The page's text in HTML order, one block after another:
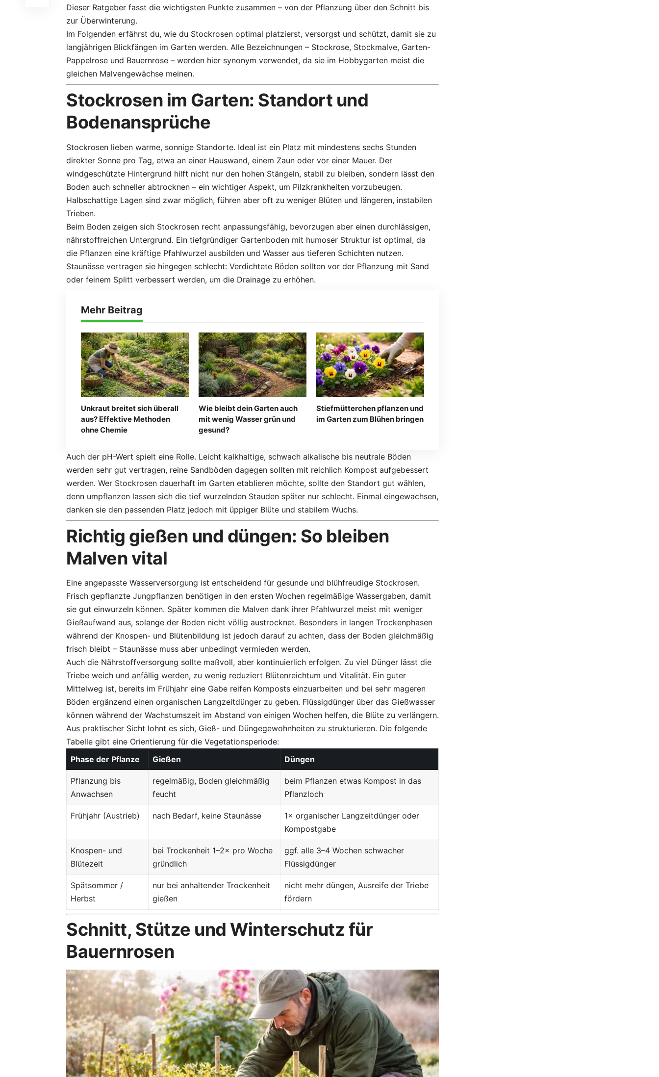
Dieser Ratgeber fasst die wichtigsten Punkte zusammen – von der Pflanzung über den Schnitt bis
zur Überwinterung.
Im Folgenden erfährst du, wie du Stockrosen optimal platzierst, versorgst und schützt, damit sie zu
langjährigen Blickfängen im Garten werden. Alle Bezeichnungen – Stockrose, Stockmalve, Garten-
Pappelrose und Bauernrose – werden hier synonym verwendet, da sie im Hobbygarten meist die
gleichen Malvengewächse meinen.
Stockrosen im Garten: Standort und
Bodenansprüche
Stockrosen lieben warme, sonnige Standorte. Ideal ist ein Platz mit mindestens sechs Stunden
direkter Sonne pro Tag, etwa an einer Hauswand, einem Zaun oder vor einer Mauer. Der
windgeschützte Hintergrund hilft nicht nur den hohen Stängeln, stabil zu bleiben, sondern lässt den
Boden auch schneller abtrocknen – ein wichtiger Aspekt, um Pilzkrankheiten vorzubeugen.
Halbschattige Lagen sind zwar möglich, führen aber oft zu weniger Blüten und längeren, instabilen
Trieben.
Beim Boden zeigen sich Stockrosen recht anpassungsfähig, bevorzugen aber einen durchlässigen,
nährstoffreichen Untergrund. Ein tiefgründiger Gartenboden mit humoser Struktur ist optimal, da
die Pflanzen eine kräftige Pfahlwurzel ausbilden und Wasser aus tieferen Schichten nutzen.
Staunässe vertragen sie hingegen schlecht: Verdichtete Böden sollten vor der Pflanzung mit Sand
oder feinem Splitt verbessert werden, um die Drainage zu erhöhen.
Mehr Beitrag
Unkraut breitet sich überall
aus? Effektive Methoden
ohne Chemie
Wie bleibt dein Garten auch
mit wenig Wasser grün und
gesund?
Stiefmütterchen pflanzen und
im Garten zum Blühen bringen
Auch der pH-Wert spielt eine Rolle. Leicht kalkhaltige, schwach alkalische bis neutrale Böden
werden sehr gut vertragen, reine Sandböden dagegen sollten mit reichlich Kompost aufgebessert
werden. Wer Stockrosen dauerhaft im Garten etablieren möchte, sollte den Standort gut wählen,
denn umpflanzen lassen sich die tief wurzelnden Stauden später nur schlecht. Einmal eingewachsen,
danken sie den passenden Platz jedoch mit üppiger Blüte und stabilem Wuchs.
Richtig gießen und düngen: So bleiben
Malven vital
Eine angepasste Wasserversorgung ist entscheidend für gesunde und blühfreudige Stockrosen.
Frisch gepflanzte Jungpflanzen benötigen in den ersten Wochen regelmäßige Wassergaben, damit
sie gut einwurzeln können. Später kommen die Malven dank ihrer Pfahlwurzel meist mit weniger
Gießaufwand aus, solange der Boden nicht völlig austrocknet. Besonders in langen Trockenphasen
während der Knospen- und Blütenbildung ist jedoch darauf zu achten, dass der Boden gleichmäßig
frisch bleibt – Staunässe muss aber unbedingt vermieden werden.
Auch die Nährstoffversorgung sollte maßvoll, aber kontinuierlich erfolgen. Zu viel Dünger lässt die
Triebe weich und anfällig werden, zu wenig reduziert Blütenreichtum und Vitalität. Ein guter
Mittelweg ist, bereits im Frühjahr eine Gabe reifen Komposts einzuarbeiten und bei sehr mageren
Böden ergänzend einen organischen Langzeitdünger zu geben. Flüssigdünger über das Gießwasser
können während der Wachstumszeit im Abstand von einigen Wochen helfen, die Blüte zu verlängern.
Aus praktischer Sicht lohnt es sich, Gieß- und Düngegewohnheiten zu strukturieren. Die folgende
Tabelle gibt eine Orientierung für die Vegetationsperiode:
Phase der Pflanze
Gießen Düngen
Pflanzung bis
Anwachsen
regelmäßig, Boden gleichmäßig
feucht
beim Pflanzen etwas Kompost in das
Pflanzloch
Frühjahr (Austrieb) nach Bedarf, keine Staunässe
1× organischer Langzeitdünger oder
Kompostgabe
Knospen- und
Blütezeit
bei Trockenheit 1–2× pro Woche
gründlich
ggf. alle 3–4 Wochen schwacher
Flüssigdünger
Spätsommer /
Herbst
nur bei anhaltender Trockenheit
gießen
nicht mehr düngen, Ausreife der Triebe
fördern
Schnitt, Stütze und Winterschutz für
Bauernrosen